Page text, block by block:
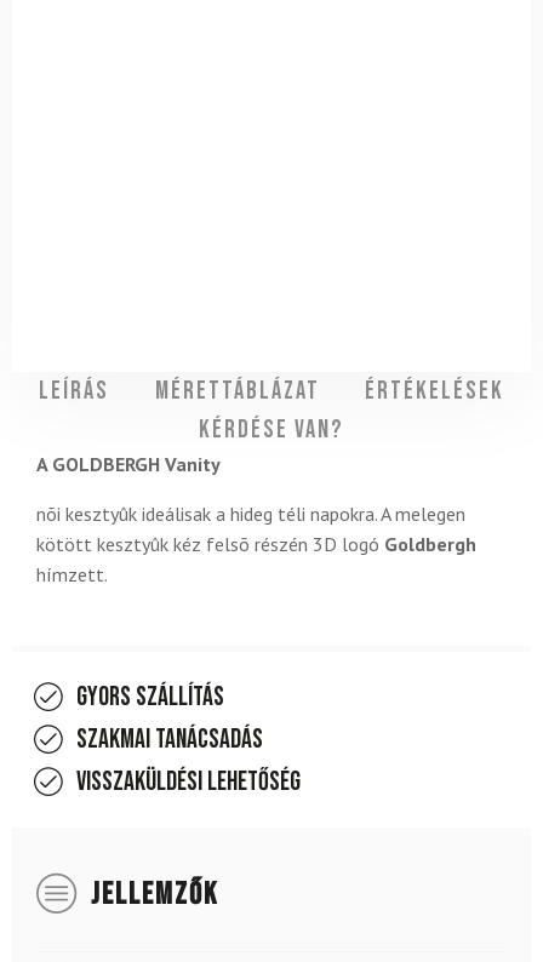
Leírás Mérettáblázat
Értékelések
Kérdése van?
A GOLDBERGH Vanity
nõi kesztyûk ideálisak a hideg téli napokra. A melegen
kötött kesztyûk kéz felsõ részén 3D logó Goldbergh
hímzett.
Gyors szállítás
Szakmai tanácsadás
Visszaküldési lehetőség
JELLEMZŐK